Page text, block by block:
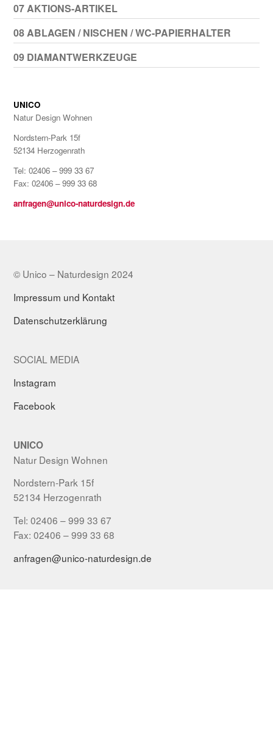
07 AKTIONS-ARTIKEL
08 ABLAGEN / NISCHEN / WC-PAPIERHALTER
09 DIAMANTWERKZEUGE
UNICO
Natur Design Wohnen
Nordstern-Park 15f
52134 Herzogenrath
Tel: 02406 – 999 33 67
Fax: 02406 – 999 33 68
anfragen@unico-naturdesign.de
© Unico – Naturdesign 2024
Impressum und Kontakt
Datenschutzerklärung
SOCIAL MEDIA
Instagram
Facebook
UNICO
Natur Design Wohnen
Nordstern-Park 15f
52134 Herzogenrath
Tel: 02406 – 999 33 67
Fax: 02406 – 999 33 68
anfragen@unico-naturdesign.de